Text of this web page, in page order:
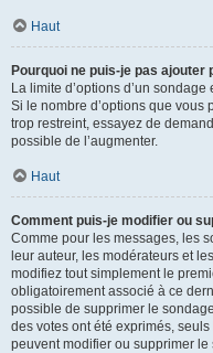
Haut
Pourquoi ne puis-je pas ajouter
La limite d’options d’un
Si le nombre d’options que vous
trop restreint, essayez de
possible de l’augmenter.
Haut
Comment puis-je modifier ou
Comme pour les messages, les
leur auteur, les modérateurs et
modifiez tout simplement le
obligatoirement associé à ce
possible de supprimer le
des votes ont été exprimés,
peuvent modifier ou supprimer